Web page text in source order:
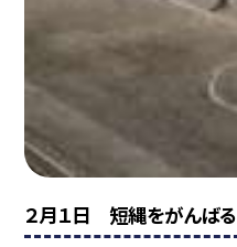
２月１日 短縄をがんばる